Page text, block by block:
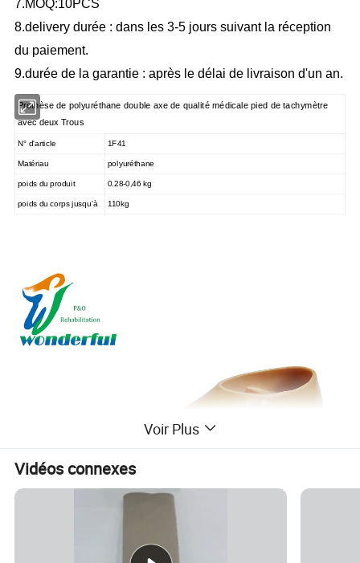
7.MOQ:10PCS
8.delivery durée : dans les 3-5 jours suivant la réception
du paiement.
9.durée de la garantie : après le délai de livraison d'un an.
Prothèse de polyuréthane double axe de qualité médicale pied de tachymètre
avec deux Trous
N° d'article 1F41
Matériau polyuréthane
poids du produit 0.28-0,46 kg
poids du corps jusqu'à 110kg
Voir Plus
Vidéos connexes